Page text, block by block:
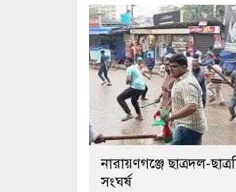
নারায়ণগঞ্জে ছাত্রদল-
সংঘর্ষ